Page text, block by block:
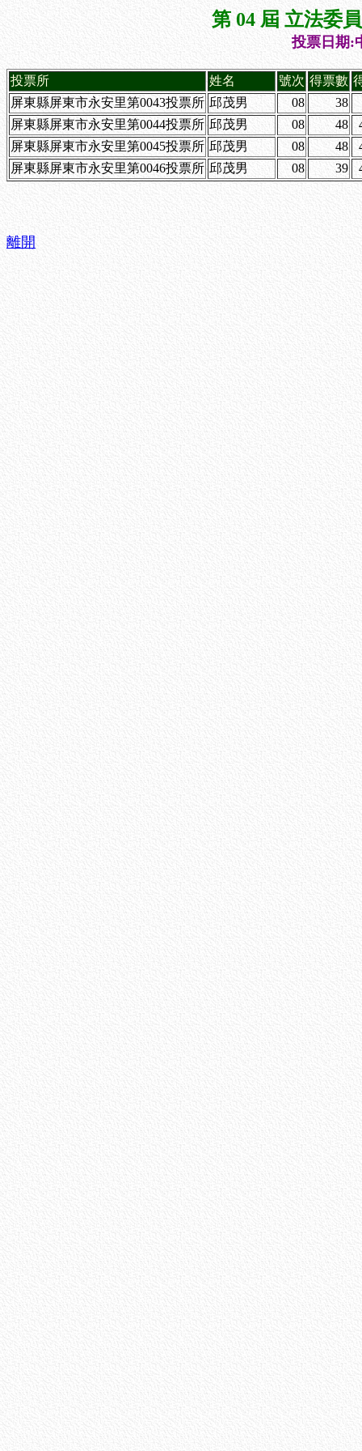
第 04 屆 立法委
投票日期:
投票所 姓名 號次 得票數
屏東縣屏東市永安里第0043投票所 邱茂男 08
38
屏東縣屏東市永安里第0044投票所 邱茂男 08 48
屏東縣屏東市永安里第0045投票所 邱茂男 08 48
屏東縣屏東市永安里第0046投票所 邱茂男 08 39
離開